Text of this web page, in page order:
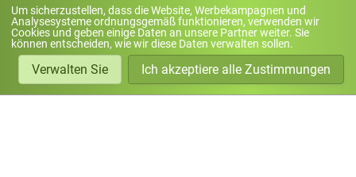
Stahlarten
Holzfarben
Holzersatzstoffe
Holzpflege
Betonfarben
Über uns
ZANO © 2026
alle Rechte vorbehalten
Seitenkarte
Um sicherzustellen, dass die Website, Werbekampagnen und
Analysesysteme ordnungsgemäß funktionieren, verwenden wir
Cookies und geben einige Daten an unsere Partner weiter. Sie
können entscheiden, wie wir diese Daten verwalten sollen.
Verwalten Sie Ich akzeptiere alle Zustimmungen